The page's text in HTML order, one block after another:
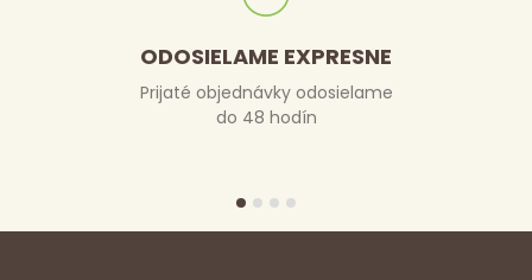
ODOSIELAME EXPRESNE
Prijaté objednávky odosielame
do 48 hodín